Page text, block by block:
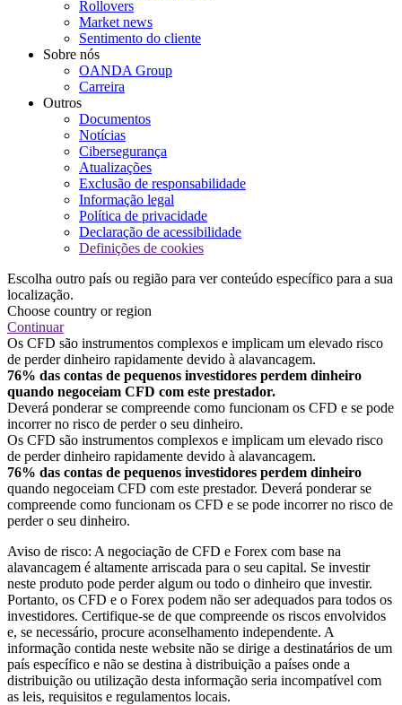
Rollovers
Market news
Sentimento do cliente
Sobre nós
OANDA Group
Carreira
Outros
Documentos
Notícias
Cibersegurança
Atualizações
Exclusão de responsabilidade
Informação legal
Política de privacidade
Declaração de acessibilidade
Definições de cookies
Escolha outro país ou região para ver conteúdo específico para a sua
localização.
Choose country or region
Continuar
Os CFD são instrumentos complexos e implicam um elevado risco
de perder dinheiro rapidamente devido à alavancagem.
76% das contas de pequenos investidores perdem dinheiro
quando negoceiam CFD com este prestador.
Deverá ponderar se compreende como funcionam os CFD e se pode
incorrer no risco de perder o seu dinheiro.
Os CFD são instrumentos complexos e implicam um elevado risco
de perder dinheiro rapidamente devido à alavancagem.
76% das contas de pequenos investidores perdem dinheiro
quando negoceiam CFD com este prestador. Deverá ponderar se
compreende como funcionam os CFD e se pode incorrer no risco de
perder o seu dinheiro.
Aviso de risco: A negociação de CFD e Forex com base na
alavancagem é altamente arriscada para o seu capital. Se investir
neste produto pode perder algum ou todo o dinheiro que investir.
Portanto, os CFD e o Forex podem não ser adequados para todos os
investidores. Certifique-se de que compreende os riscos envolvidos
e, se necessário, procure aconselhamento independente. A
informação contida neste website não se dirige a destinatários de um
país específico e não se destina à distribuição a países onde a
distribuição ou utilização desta informação seria incompatível com
as leis, requisitos e regulamentos locais.